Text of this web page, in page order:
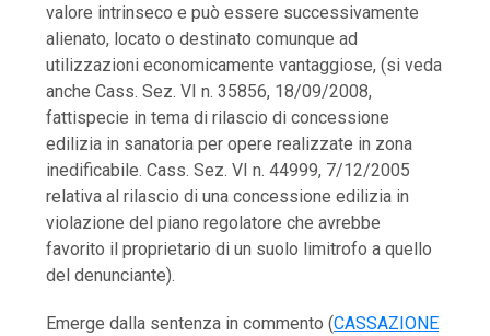
valore intrinseco e può essere successivamente
alienato, locato o destinato comunque ad
utilizzazioni economicamente vantaggiose, (si veda
anche Cass. Sez. VI n. 35856, 18/09/2008,
fattispecie in tema di rilascio di concessione
edilizia in sanatoria per opere realizzate in zona
inedificabile. Cass. Sez. VI n. 44999, 7/12/2005
relativa al rilascio di una concessione edilizia in
violazione del piano regolatore che avrebbe
favorito il proprietario di un suolo limitrofo a quello
del denunciante).
Emerge dalla sentenza in commento (CASSAZIONE